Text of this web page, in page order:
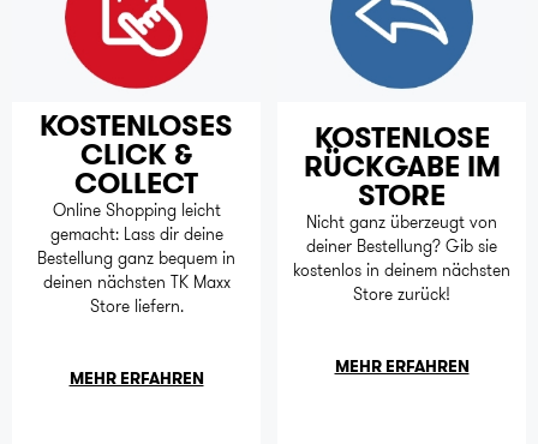
KOSTENLOSES
CLICK &
COLLECT
Online Shopping leicht
gemacht: Lass dir deine
Bestellung ganz bequem in
deinen nächsten TK Maxx
Store liefern.
MEHR ERFAHREN
KOSTENLOSE
RÜCKGABE IM
STORE
Nicht ganz überzeugt von
deiner Bestellung? Gib sie
kostenlos in deinem nächsten
Store zurück!
MEHR ERFAHREN